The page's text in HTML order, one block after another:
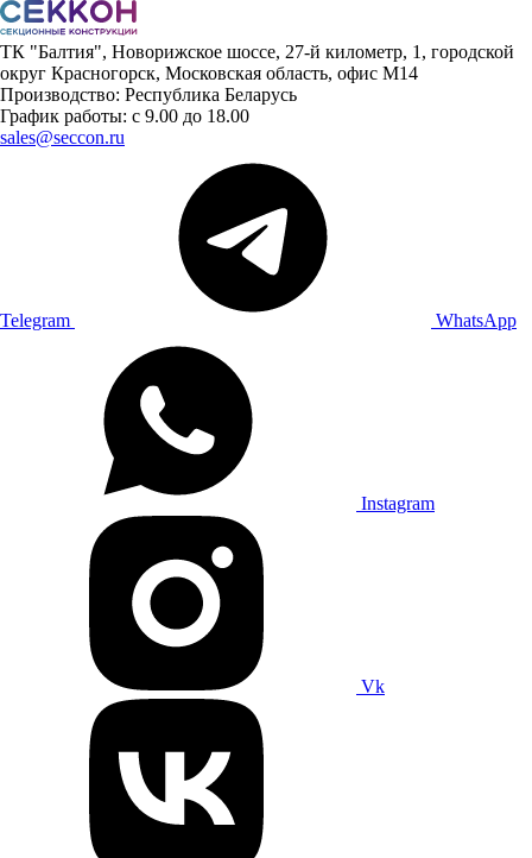
ТК "Балтия", Новорижское шоссе, 27-й километр, 1, городской
округ Красногорск, Московская область, офис М14
Производство: Республика Беларусь
График работы: с 9.00 до 18.00
sales@seccon.ru
Telegram WhatsApp
Instagram
Vk